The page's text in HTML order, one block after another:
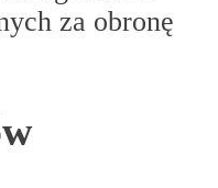
za obronę